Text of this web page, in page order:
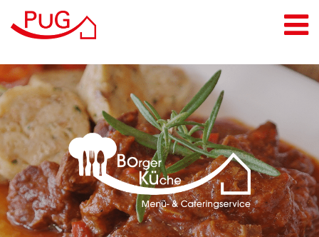
Pflegeberatung
Pflegedienste
Alltags- & Haushaltshelden
Tagespflege
Pflege-Wohngemeinschaft
Intensivpflege
Menü- & Cateringservice